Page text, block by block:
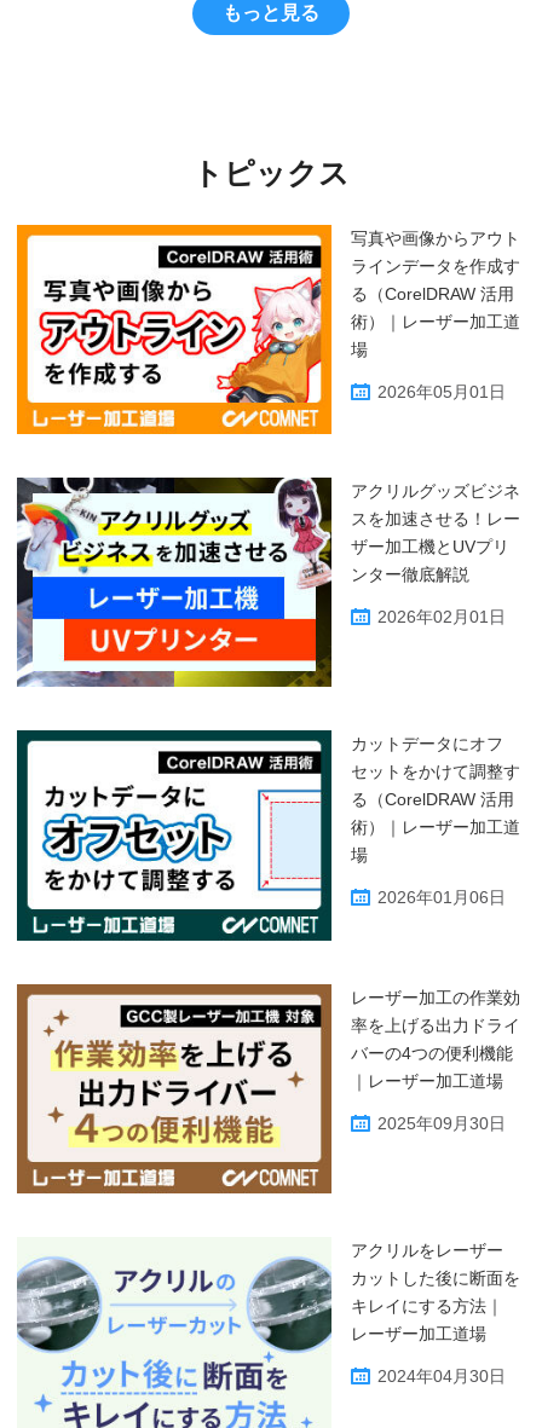
もっと見る
トピックス
写真や画像からアウト
ラインデータを作成す
る（CorelDRAW 活用
術）｜レーザー加工道
場
2026年05月01日
アクリルグッズビジネ
スを加速させる！レー
ザー加工機とUVプリ
ンター徹底解説
2026年02月01日
カットデータにオフ
セットをかけて調整す
る（CorelDRAW 活用
術）｜レーザー加工道
場
2026年01月06日
レーザー加工の作業効
率を上げる出力ドライ
バーの4つの便利機能
｜レーザー加工道場
2025年09月30日
アクリルをレーザー
カットした後に断面を
キレイにする方法｜
レーザー加工道場
2024年04月30日